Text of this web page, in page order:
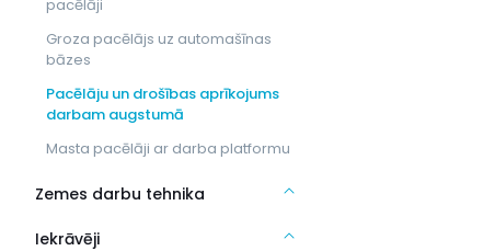
pacēlāji
Groza pacēlājs uz automašīnas
bāzes
Pacēlāju un drošības aprīkojums
darbam augstumā
Masta pacēlāji ar darba platformu
Zemes darbu tehnika
Iekrāvēji